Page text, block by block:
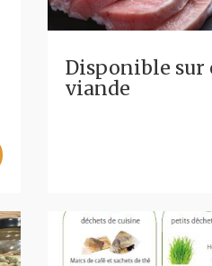
Disponible sur
viande